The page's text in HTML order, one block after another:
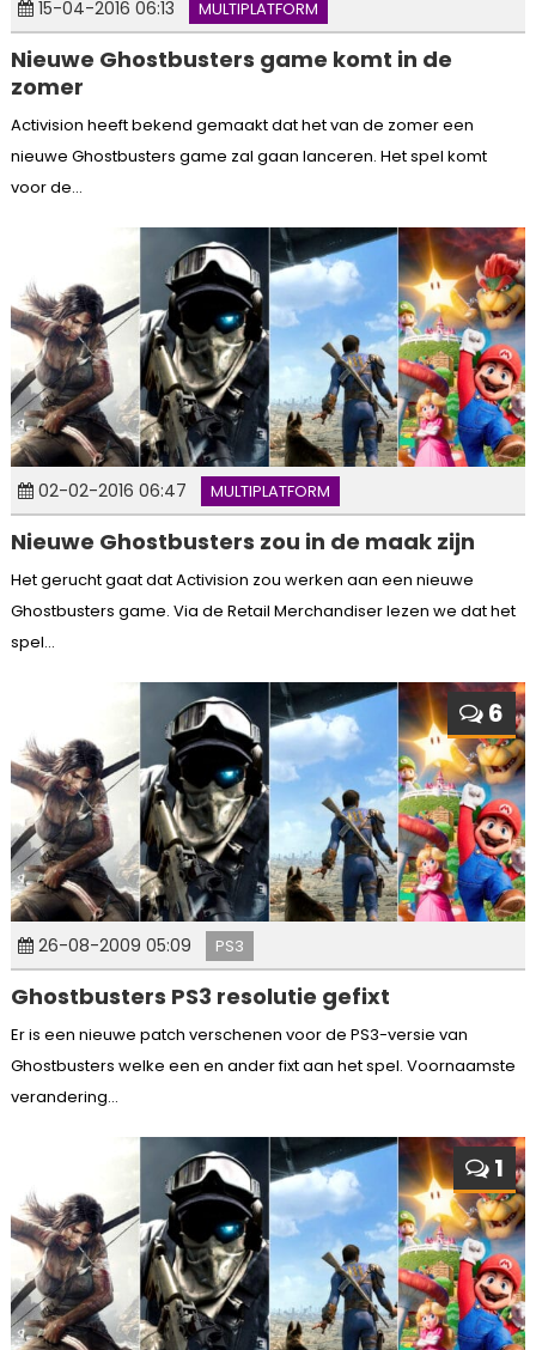
15-04-2016 06:13 MULTIPLATFORM
Nieuwe Ghostbusters game komt in de
zomer
Activision heeft bekend gemaakt dat het van de zomer een
nieuwe Ghostbusters game zal gaan lanceren. Het spel komt
voor de...
02-02-2016 06:47 MULTIPLATFORM
Nieuwe Ghostbusters zou in de maak zijn
Het gerucht gaat dat Activision zou werken aan een nieuwe
Ghostbusters game. Via de Retail Merchandiser lezen we dat het
spel...
6
26-08-2009 05:09 PS3
Ghostbusters PS3 resolutie gefixt
Er is een nieuwe patch verschenen voor de PS3-versie van
Ghostbusters welke een en ander fixt aan het spel. Voornaamste
verandering...
1